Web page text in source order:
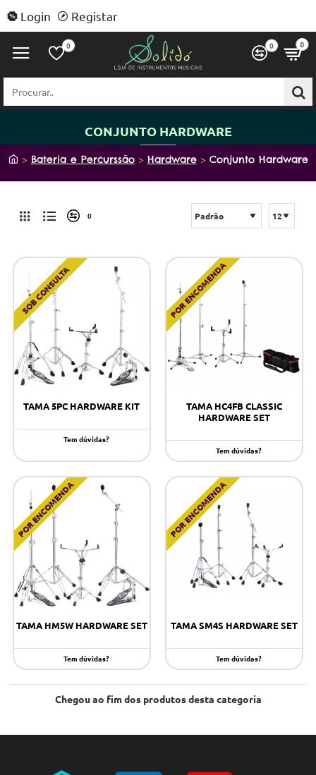
Login Registar
0 0 0
Procurar..
CONJUNTO HARDWARE
h
Bateria e Percurssão Hardware Conjunto Hardware
0
SOB CONSULTA
TAMA 5PC HARDWARE KIT
Tem dúvidas?
POR ENCOMENDA
TAMA HC4FB CLASSIC
HARDWARE SET
Tem dúvidas?
POR ENCOMENDA
TAMA HM5W HARDWARE SET
Tem dúvidas?
POR ENCOMENDA
TAMA SM4S HARDWARE SET
Tem dúvidas?
Chegou ao fim dos produtos desta categoria